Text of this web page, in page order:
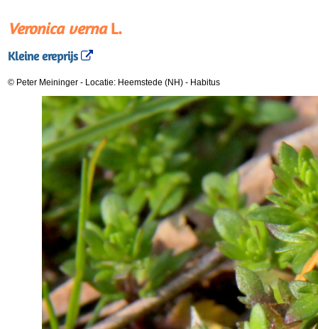
Veronica vernaL.
Kleine ereprijs
© Peter Meininger - Locatie: Heemstede (NH) - Habitus